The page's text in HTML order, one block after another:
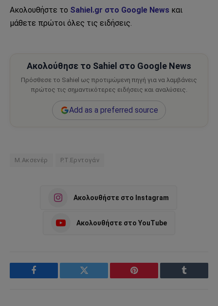
Ακολουθήστε το Sahiel.gr στο Google News και
μάθετε πρώτοι όλες τις ειδήσεις.
Ακολούθησε το Sahiel στο Google News
Πρόσθεσε το Sahiel ως προτιμώμενη πηγή για να λαμβάνεις
πρώτος τις σημαντικότερες ειδήσεις και αναλύσεις.
Add as a preferred source
M.Ακσενέρ Ρ.Τ.Ερντογάν
Ακολουθήστε στο Instagram
Ακολουθήστε στο YouTube
Facebook Twitter Pinterest Tumblr